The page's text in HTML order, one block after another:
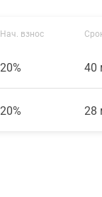
Нач. взнос
20% 40
20% 28